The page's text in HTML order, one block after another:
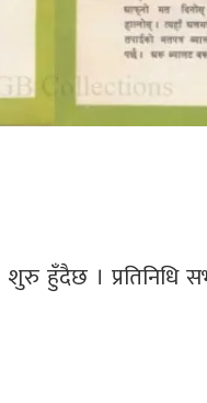
हुँदैछ । प्रतिनिधि